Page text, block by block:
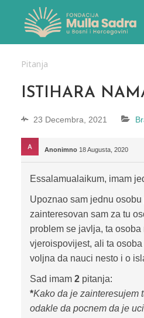
Pitanja
ISTIHARA
23 Decembra, 2021
Anonimno 18 Augusta, 2020
Essalamualaikum, imam
Upoznao sam jednu
zainteresovan sam za tu
problem se javlja, ta
vjeroispovijest, ali ta
voljna da nauci nesto i o
Sad imam 2pitanja:
*Kako da je zainteresujem
odakle da pocnem da je